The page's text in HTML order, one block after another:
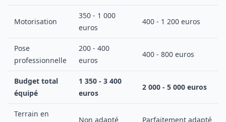
Motorisation
350 - 1 000
euros
400 - 1 200 euros
Pose
professionnelle
200 - 400
euros
400 - 800 euros
Budget total
équipé
1 350 - 3 400
euros
2 000 - 5 000 euros
Terrain en
Non adapté Parfaitement adapté